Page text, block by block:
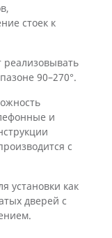
стоек к
90–270°.
и
с
установки как
дверей с